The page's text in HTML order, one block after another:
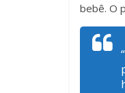
bebê. O